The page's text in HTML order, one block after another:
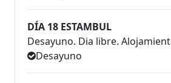
DÍA 18 ESTAMBUL
Desayuno. Dia libre.
Desayuno